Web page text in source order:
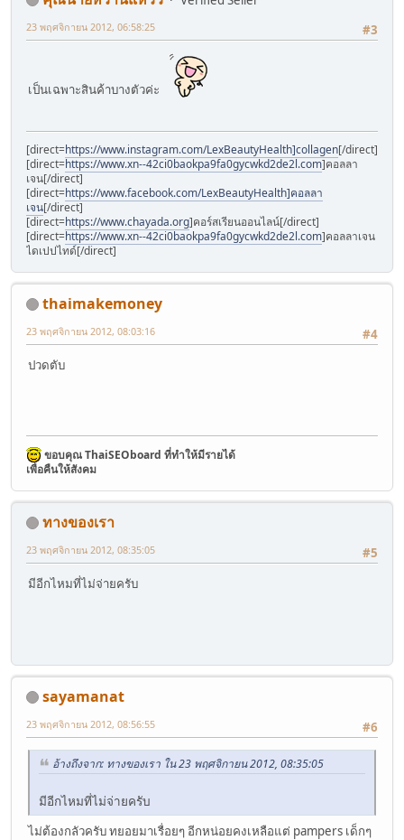
#3
23 พฤศจิกายน 2012, 06:58:25
เป็นเฉพาะสินค้าบางตัวค่ะ
[direct=https://www.instagram.com/LexBeautyHealth]collagen[/direct]
[direct=https://www.xn--42ci0baokpa9fa0gycwkd2de2l.com]คอลลา
เจน[/direct]
[direct=https://www.facebook.com/LexBeautyHealth]คอลลา
เจน[/direct]
[direct=https://www.chayada.org]คอร์สเรียนออนไลน์[/direct]
[direct=https://www.xn--42ci0baokpa9fa0gycwkd2de2l.com]คอลลาเจน
ไดเปปไทด์[/direct]
thaimakemoney
#4
23 พฤศจิกายน 2012, 08:03:16
ปวดตับ
ขอบคุณ ThaiSEOboard ที่ทำให้มีรายได้
เพื่อคืนให้สังคม
ทางของเรา
#5
23 พฤศจิกายน 2012, 08:35:05
มีอีกไหมที่ไม่จ่ายครับ
sayamanat
#6
23 พฤศจิกายน 2012, 08:56:55
อ้างถึงจาก: ทางของเรา ใน 23 พฤศจิกายน 2012, 08:35:05
มีอีกไหมที่ไม่จ่ายครับ
ไม่ต้องกลัวครับ ทยอยมาเรื่อยๆ อีกหน่อยคงเหลือแต่ pampers เด็กๆ